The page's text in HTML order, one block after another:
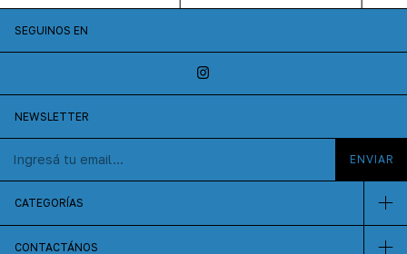
SEGUINOS EN
NEWSLETTER
CATEGORÍAS
CONTACTÁNOS